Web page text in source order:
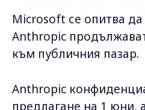
Microsoft се опитва
Anthropic
към публичния пазар.
Anthropic
предлагане на 1 юни,